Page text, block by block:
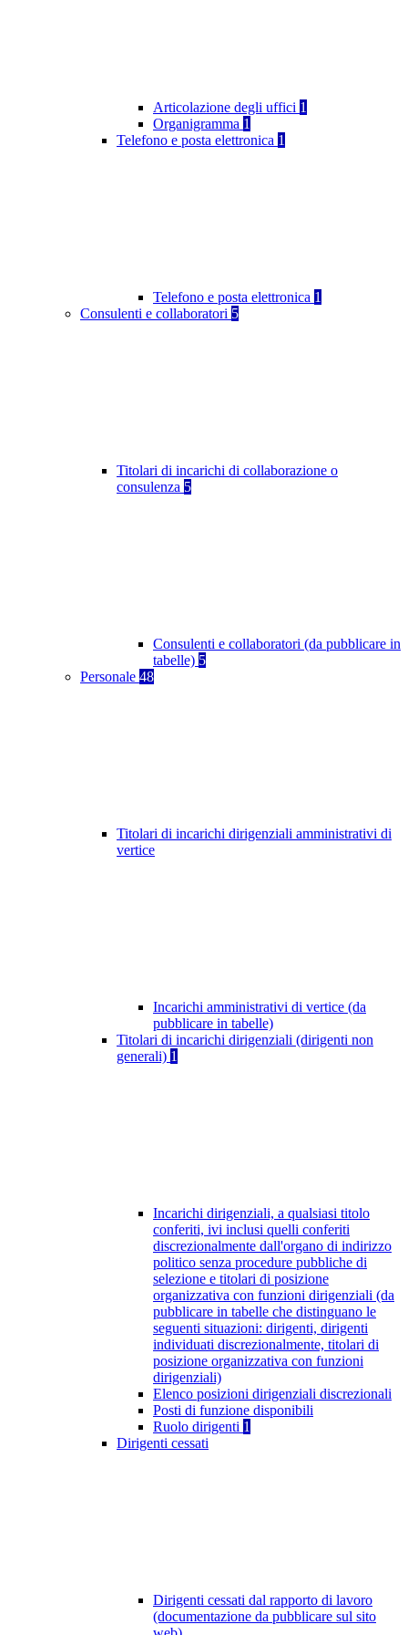
Articolazione degli uffici 1
Organigramma 1
Telefono e posta elettronica 1
Telefono e posta elettronica 1
Consulenti e collaboratori 5
Titolari di incarichi di collaborazione o
consulenza 5
Consulenti e collaboratori (da pubblicare in
tabelle) 5
Personale 48
Titolari di incarichi dirigenziali amministrativi di
vertice
Incarichi amministrativi di vertice (da
pubblicare in tabelle)
Titolari di incarichi dirigenziali (dirigenti non
generali) 1
Incarichi dirigenziali, a qualsiasi titolo
conferiti, ivi inclusi quelli conferiti
discrezionalmente dall'organo di indirizzo
politico senza procedure pubbliche di
selezione e titolari di posizione
organizzativa con funzioni dirigenziali (da
pubblicare in tabelle che distinguano le
seguenti situazioni: dirigenti, dirigenti
individuati discrezionalmente, titolari di
posizione organizzativa con funzioni
dirigenziali)
Elenco posizioni dirigenziali discrezionali
Posti di funzione disponibili
Ruolo dirigenti 1
Dirigenti cessati
Dirigenti cessati dal rapporto di lavoro
(documentazione da pubblicare sul sito